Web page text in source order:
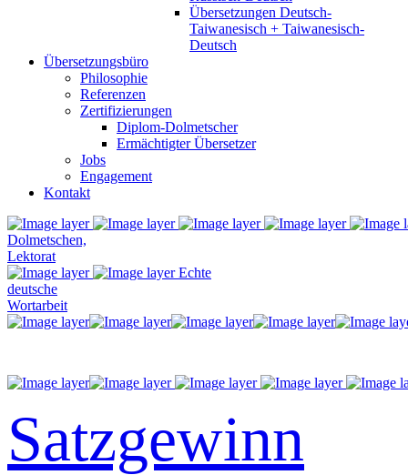
Übersetzungen Deutsch-
Taiwanesisch + Taiwanesisch-
Deutsch
Übersetzungsbüro
Philosophie
Referenzen
Zertifizierungen
Diplom-Dolmetscher
Ermächtigter Übersetzer
Jobs
Engagement
Kontakt
Dolmetschen,
Lektorat
Echte
deutsche
Wortarbeit
Satzgewinn